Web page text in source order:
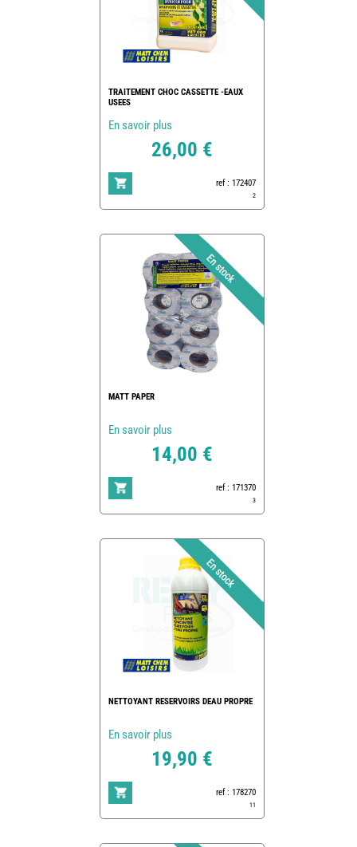
TRAITEMENT CHOC CASSETTE -EAUX
USEES
En savoir plus
26,00 €
ref : 172407
2
MATT PAPER
En savoir plus
14,00 €
ref : 171370
3
NETTOYANT RESERVOIRS DEAU PROPRE
En savoir plus
19,90 €
ref : 178270
11